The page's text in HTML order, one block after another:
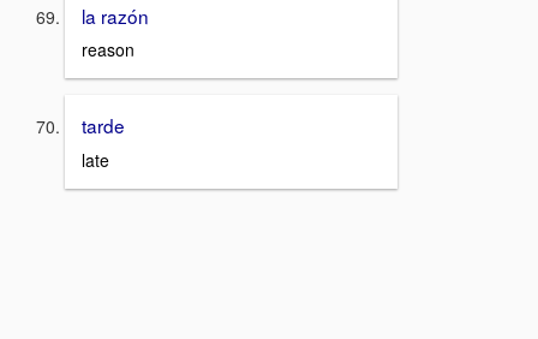
la razón
reason
tarde
late